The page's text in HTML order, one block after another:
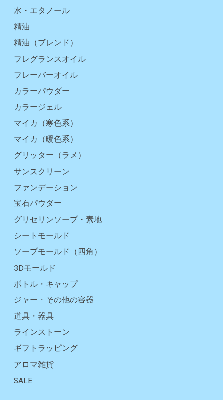
水・エタノール
精油
精油（ブレンド）
フレグランスオイル
フレーバーオイル
カラーパウダー
カラージェル
マイカ（寒色系）
マイカ（暖色系）
グリッター（ラメ）
サンスクリーン
ファンデーション
宝石パウダー
グリセリンソープ・素地
シートモールド
ソープモールド（四角）
3Dモールド
ボトル・キャップ
ジャー・その他の容器
道具・器具
ラインストーン
ギフトラッピング
アロマ雑貨
SALE